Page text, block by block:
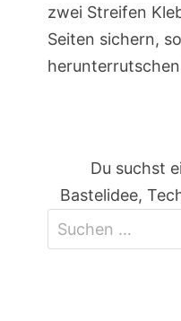
zwei Streifen
Seiten sichern,
Du suchst
Bastelidee,